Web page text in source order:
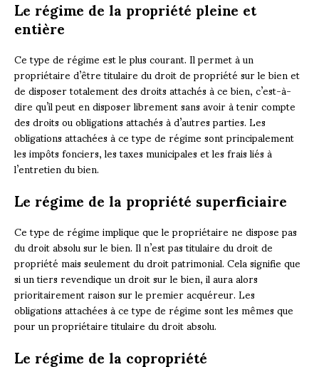
Le régime de la propriété pleine et
entière
Ce type de régime est le plus courant. Il permet à un
propriétaire d’être titulaire du droit de propriété sur le bien et
de disposer totalement des droits attachés à ce bien, c’est-à-
dire qu’il peut en disposer librement sans avoir à tenir compte
des droits ou obligations attachés à d’autres parties. Les
obligations attachées à ce type de régime sont principalement
les impôts fonciers, les taxes municipales et les frais liés à
l’entretien du bien.
Le régime de la propriété superficiaire
Ce type de régime implique que le propriétaire ne dispose pas
du droit absolu sur le bien. Il n’est pas titulaire du droit de
propriété mais seulement du droit patrimonial. Cela signifie que
si un tiers revendique un droit sur le bien, il aura alors
prioritairement raison sur le premier acquéreur. Les
obligations attachées à ce type de régime sont les mêmes que
pour un propriétaire titulaire du droit absolu.
Le régime de la copropriété